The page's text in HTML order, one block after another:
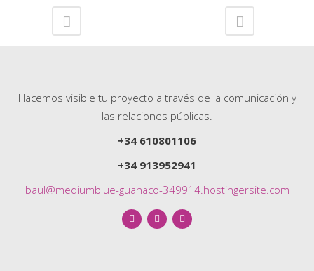
Hacemos visible tu proyecto a través de la comunicación y
las relaciones públicas.
+34 610801106
+34 913952941
baul@mediumblue-guanaco-349914.hostingersite.com